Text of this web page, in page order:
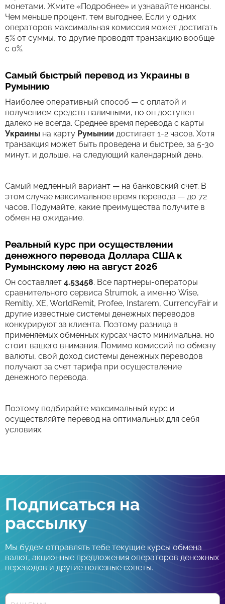
монетами. Жмите «Подробнее» и узнавайте нюансы.
Чем меньше процент, тем выгоднее. Если у одних
операторов максимальная комиссия может достигать
5% от суммы, то другие проводят транзакцию вообще
с 0%.
Самый быстрый перевод из Украины в
Румынию
Наиболее оперативный способ — с оплатой и
получением средств наличными, но он доступен
далеко не всегда. Среднее время перевода c карты
Украины на карту Румынии достигает 1-2 часов. Хотя
транзакция может быть проведена и быстрее, за 5-30
минут, и дольше, на следующий календарный день.
Самый медленный вариант — на банковский счет. В
этом случае максимальное время перевода — до 72
часов. Подумайте, какие преимущества получите в
обмен на ожидание.
Реальный курс при осуществлении
денежного перевода Доллара США к
Румынскому лею на август 2026
Он составляет 4.53458. Все партнеры-операторы
сравнительного сервиса Strumok, а именно Wise,
Remitly, XE, WorldRemit, Profee, Instarem, CurrencyFair и
другие известные системы денежных переводов
конкурируют за клиента. Поэтому разница в
применяемых обменных курсах часто минимальна, но
стоит вашего внимания. Помимо комиссий по обмену
валюты, свой доход системы денежных переводов
получают за счет тарифа при осуществление
денежного перевода.
Поэтому подбирайте максимальный курс и
осуществляйте перевод на оптимальных для себя
условиях.
Подписаться на
рассылку
Мы будем отправлять тебе текущие курсы обмена
валют, акционные предложения операторов денежных
переводов и другие полезные советы.